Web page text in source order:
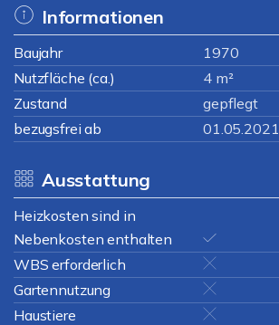
Informationen
Baujahr
1970
Nutzfläche (ca.)
4 m²
Zustand
gepflegt
bezugsfrei ab
01.05.2021
Ausstattung
Heizkosten sind in
Nebenkosten enthalten
WBS erforderlich
Gartennutzung
Haustiere